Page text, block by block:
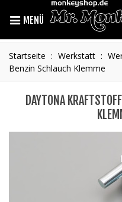
MENÜ
Startseite : Werkstatt :
Benzin Schlauch Klemme
DAYTONA